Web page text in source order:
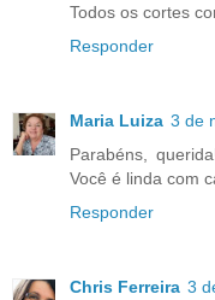
Todos os cortes
Responder
Maria Luiza 3 de
Parabéns,
Você é linda com
Responder
Chris Ferreira 3